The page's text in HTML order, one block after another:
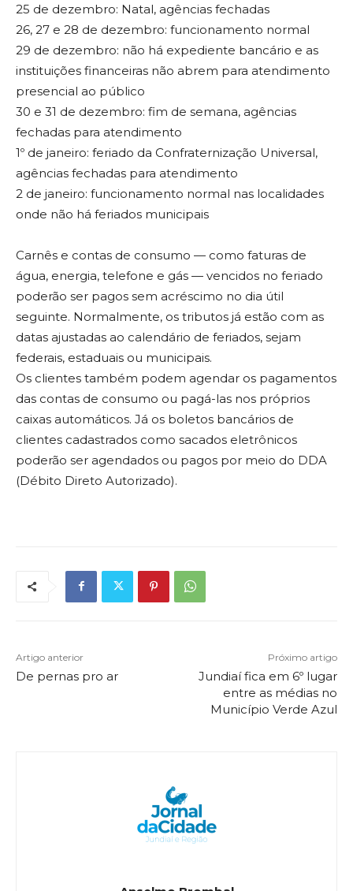
25 de dezembro: Natal, agências fechadas
26, 27 e 28 de dezembro: funcionamento normal
29 de dezembro: não há expediente bancário e as
instituições financeiras não abrem para atendimento
presencial ao público
30 e 31 de dezembro: fim de semana, agências
fechadas para atendimento
1º de janeiro: feriado da Confraternização Universal,
agências fechadas para atendimento
2 de janeiro: funcionamento normal nas localidades
onde não há feriados municipais
Carnês e contas de consumo — como faturas de
água, energia, telefone e gás — vencidos no feriado
poderão ser pagos sem acréscimo no dia útil
seguinte. Normalmente, os tributos já estão com as
datas ajustadas ao calendário de feriados, sejam
federais, estaduais ou municipais.
Os clientes também podem agendar os pagamentos
das contas de consumo ou pagá-las nos próprios
caixas automáticos. Já os boletos bancários de
clientes cadastrados como sacados eletrônicos
poderão ser agendados ou pagos por meio do DDA
(Débito Direto Autorizado).
Artigo anterior
De pernas pro ar
Próximo artigo
Jundiaí fica em 6º lugar
entre as médias no
Município Verde Azul